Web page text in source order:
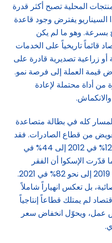
المحلية تصبح أكثر قدرة
السيناريو يفترض وجود قاعدة
بسرعة. وهو ما لم يكن
قائماً تاريخياً على الخدمات
أو زراعية تصديرية قادرة على
قيمة العملة إلى فرصة نمو.
أداة محتملة لإعادة
كله في بطالة متصاعدة
من قطاع الصادرات. فقد
ارتفع معدل الفقر في لبنان من 12% في 2012 إلى 44% في
قدّرت الإسكوا أن الفقر
المتعدد الأبعاد قفز من 42% في 2019 إلى نحو 82% في 2021.
بل تعكس انهياراً شاملاً
لم يمتلك قطاعاً إنتاجياً
عمل، ويحوّل انخفاض سعر